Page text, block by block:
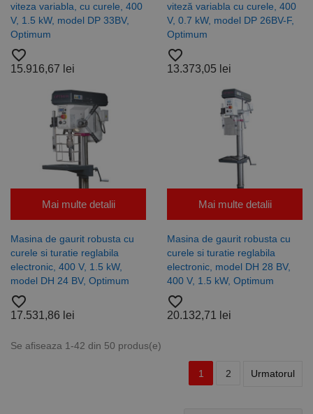
viteza variabla, cu curele, 400
V, 1.5 kW, model DP 33BV,
Optimum
favorite_border
15.916,67 lei
viteză variabla cu curele, 400
V, 0.7 kW, model DP 26BV-F,
Optimum
favorite_border
13.373,05 lei
Mai multe detalii
Masina de gaurit robusta cu
curele si turatie reglabila
electronic, 400 V, 1.5 kW,
model DH 24 BV, Optimum
favorite_border
17.531,86 lei
Mai multe detalii
Masina de gaurit robusta cu
curele si turatie reglabila
electronic, model DH 28 BV,
400 V, 1.5 kW, Optimum
favorite_border
20.132,71 lei
Se afiseaza 1-42 din 50 produs(e)
1 2 Urmatorul